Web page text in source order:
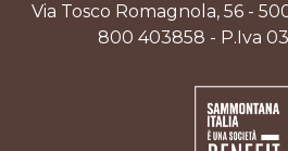
Via Tosco Romagnola, 56 -
800 403858 - P.Iva